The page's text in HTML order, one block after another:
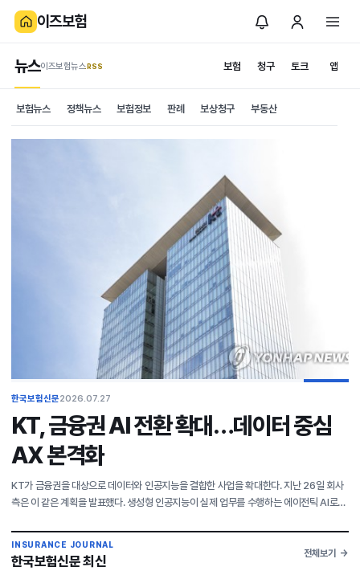
이즈보험
보험 청구
뉴스이즈보험뉴스.RSS 토크 앱
보험뉴스 정책뉴스 보험정보 판례 보상청구 부동산
한국보험신문2026.07.27
KT, 금융권 AI 전환 확대…데이터 중심
AX 본격화
KT가 금융권을 대상으로 데이터와 인공지능을 결합한 사업을 확대한다. 지난 26일 회사
측은 이 같은 계획을 발표했다. 생성형 인공지능이 실제 업무를 수행하는 에이전틱 AI로
흐름
INSURANCE JOURNAL
한국보험신문 최신
전체보기